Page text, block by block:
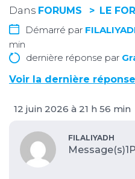
Dans FORUMS
LE
Démarré par
min
dernière réponse par
Voir la dernière réponse
12 juin 2026 à 21 h 56 min
FILALIYADH
Message(s)1